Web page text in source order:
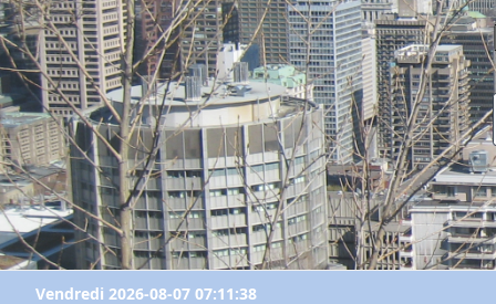
Vendredi 2026-08-07 07:11:38